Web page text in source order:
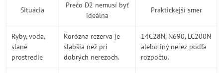
Situácia
Prečo D2 nemusí byť
ideálna
Praktickejší smer
Ryby, voda,
slané
prostredie
Korózna rezerva je
slabšia než pri
dobrých nerezoch.
14C28N, N690, LC200N
alebo iný nerez podľa
rozpočtu.